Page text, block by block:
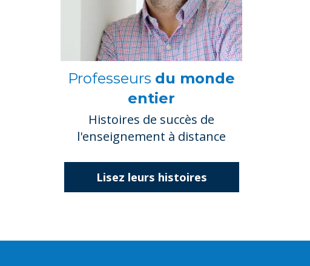
Professeurs du monde
entier
Histoires de succès de
l'enseignement à distance
Lisez leurs histoires